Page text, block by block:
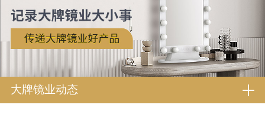
大牌镜业动态